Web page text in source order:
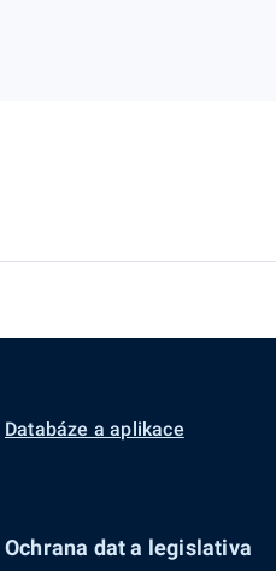
Databáze a aplikace
Ochrana dat a legislativa